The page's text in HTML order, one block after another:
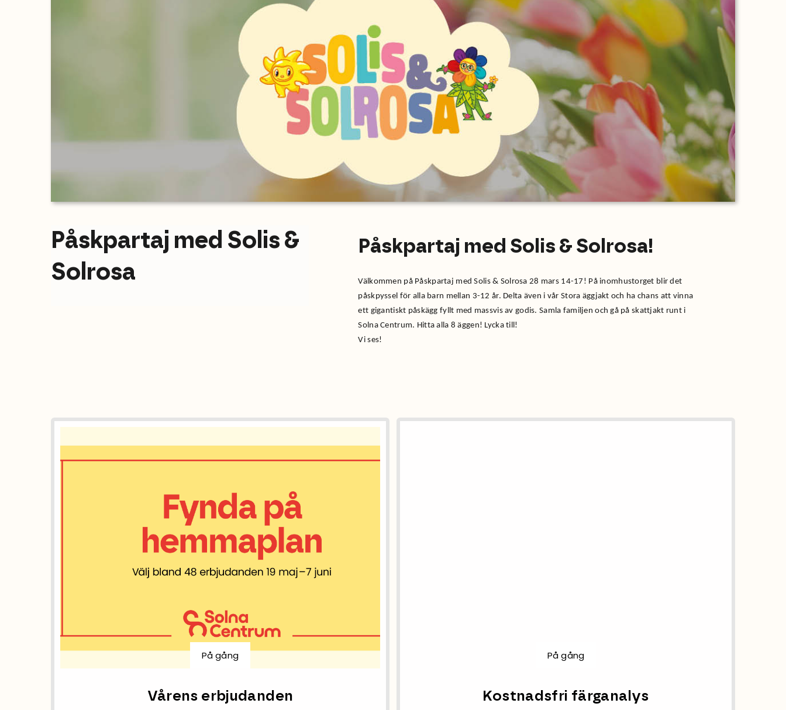
Påskpartaj med Solis &
Solrosa
Påskpartaj med Solis & Solrosa!
Välkommen på Påskpartaj med Solis & Solrosa 28 mars 14-17! På inomhustorget blir det
påskpyssel för alla barn mellan 3-12 år. Delta även i vår Stora äggjakt och ha chans att vinna
ett gigantiskt påskägg fyllt med massvis av godis. Samla familjen och gå på skattjakt runt i
Solna Centrum. Hitta alla 8 äggen! Lycka till!
Vi ses!
På gång
Vårens erbjudanden
På gång
Kostnadsfri färganalys